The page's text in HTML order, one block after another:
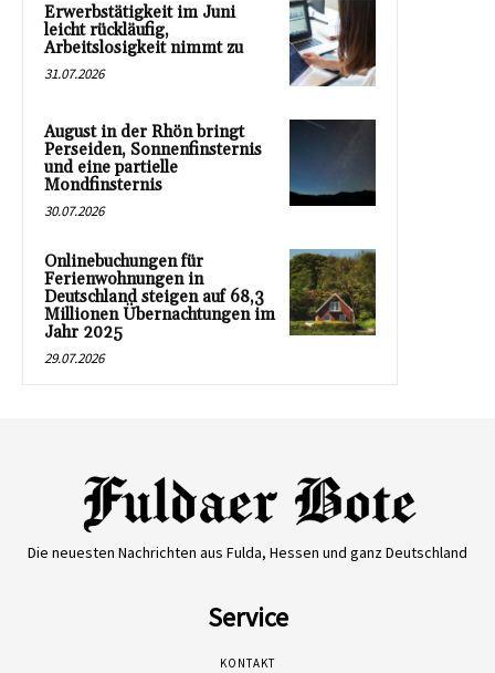
Erwerbstätigkeit im Juni
leicht rückläufig,
Arbeitslosigkeit nimmt zu
31.07.2026
August in der Rhön bringt
Perseiden, Sonnenfinsternis
und eine partielle
Mondfinsternis
30.07.2026
Onlinebuchungen für
Ferienwohnungen in
Deutschland steigen auf 68,3
Millionen Übernachtungen im
Jahr 2025
29.07.2026
Die neuesten Nachrichten aus Fulda, Hessen und ganz Deutschland
Service
KONTAKT